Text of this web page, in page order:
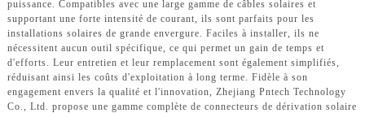
puissance. Compatibles avec une large gamme de câbles solaires et
supportant une forte intensité de courant, ils sont parfaits pour les
installations solaires de grande envergure. Faciles à installer, ils ne
nécessitent aucun outil spécifique, ce qui permet un gain de temps et
d'efforts. Leur entretien et leur remplacement sont également simplifiés,
réduisant ainsi les coûts d'exploitation à long terme. Fidèle à son
engagement envers la qualité et l'innovation, Zhejiang Pntech Technology
Co., Ltd. propose une gamme complète de connecteurs de dérivation solaire